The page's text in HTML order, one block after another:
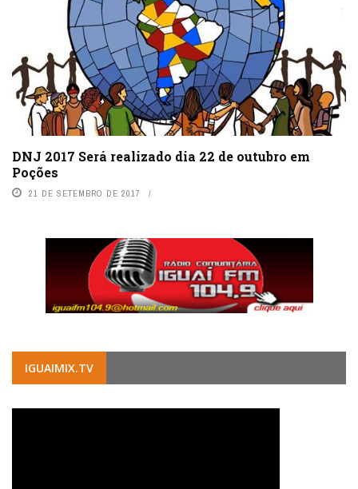
DNJ 2017 Será realizado dia 22 de outubro em
Poções
21 DE SETEMBRO DE 2017
IGUAIMIX.TV